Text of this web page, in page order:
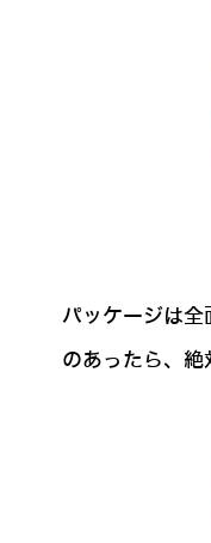
パッケージは
のあったら、